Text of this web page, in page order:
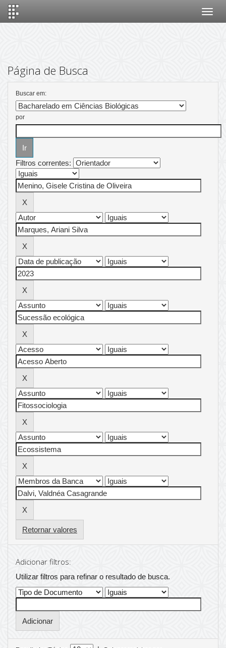
Página de Busca
Buscar em:
por
Filtros correntes:
Retornar valores
Adicionar filtros:
Utilizar filtros para refinar o resultado de busca.